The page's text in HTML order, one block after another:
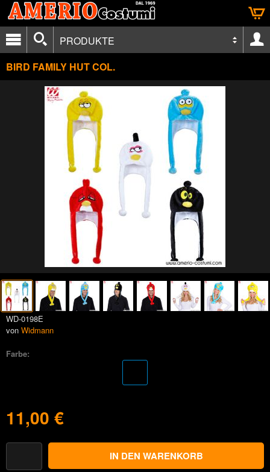
PRODUKTE
BIRD FAMILY HUT COL.
WD-0198E
von Widmann
Farbe:
11,00 €